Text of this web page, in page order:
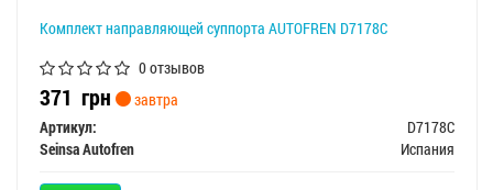
Комплект направляющей суппорта AUTOFREN D7178C
0 отзывов
371 грн
завтра
Артикул:
D7178C
Seinsa Autofren
Испания